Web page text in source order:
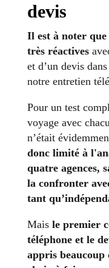
devis
Il est à noter que
très réactives
et d’un devis
notre entretien
Pour un test
voyage avec
n’était
donc limité à
quatre agences,
la confronter
tant
Mais le premier
téléphone et le
appris beaucoup